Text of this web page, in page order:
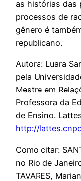
as histórias das
processos de
gênero é
republicano.
Autora: Luara
pela
Mestre em
Professora da
de Ensino. Lattes
http://
Como citar:
no Rio de
TAVARES,